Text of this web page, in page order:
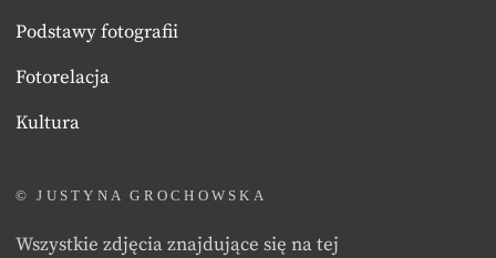
Podstawy fotografii
Fotorelacja
Kultura
© JUSTYNA GROCHOWSKA
Wszystkie zdjęcia znajdujące się na tej